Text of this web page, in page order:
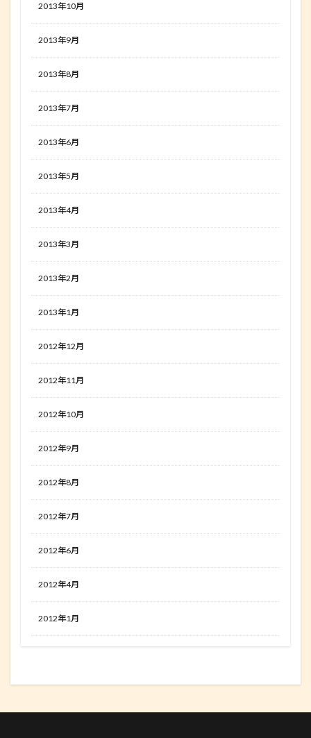
2013年10月
2013年9月
2013年8月
2013年7月
2013年6月
2013年5月
2013年4月
2013年3月
2013年2月
2013年1月
2012年12月
2012年11月
2012年10月
2012年9月
2012年8月
2012年7月
2012年6月
2012年4月
2012年1月